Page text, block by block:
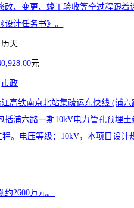
改、变更、竣工验收等全过程跟着
计任务书》。
历天
元
市政
高铁南京北站集疏运东快线 (浦六
括浦六路一期10kV电力管孔预埋土
。电压等级：10kV，本项目设计
2600万元。